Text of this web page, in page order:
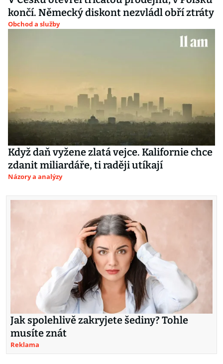
končí. Německý diskont nezvládl obří ztráty
Obchod a služby
Když daň vyžene zlatá vejce. Kalifornie chce
zdanit miliardáře, ti raději utíkají
Názory a analýzy
Jak spolehlivě zakryjete šediny? Tohle
musíte znát
Reklama